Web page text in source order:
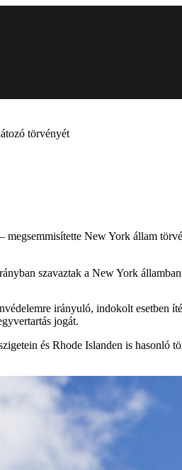
törvényét
New York állam
szavaztak a New York
irányuló, indokolt esetben
jogát.
és Rhode Islanden is hasonló